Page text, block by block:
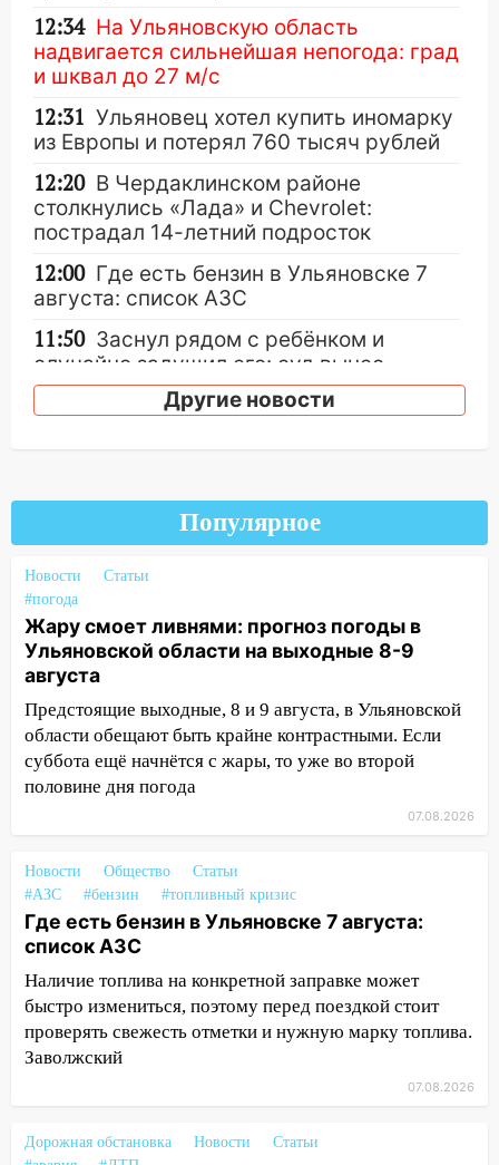
12:34 На Ульяновскую область
надвигается сильнейшая непогода: град
и шквал до 27 м/с
12:31 Ульяновец хотел купить иномарку
из Европы и потерял 760 тысяч рублей
12:20 В Чердаклинском районе
столкнулись «Лада» и Chevrolet:
пострадал 14-летний подросток
12:00 Где есть бензин в Ульяновске 7
августа: список АЗС
11:50 Заснул рядом с ребёнком и
случайно задушил его: суд вынес
приговор
В Госдуме предложили отменить
ЕГЭ с 2027 года
11:25
В Ульяновске ИИ будет выявлять
нарушителей на контейнерных
площадках
11:20 Ульяновская шахматистка
Валерия Клейменова выиграла два
золота в составе сборной мира
11:16 В Ульяновске открыли памятную
доску декабристу Кондратию Рылееву
садах 79-летнего мужчину
10:26 На нескольких улицах Ульяновска
временно отключили холодную воду
10:14 В Ульяновске двоих участников
коррупционной схемы при ЦГКБ
отправили в колонию на 7 и 8 лет
Ночью беспилотники сбили над
Другие новости
Популярное
Новости
Статьи
#погода
Жару смоет ливнями: прогноз погоды в
Ульяновской области на выходные 8-9
августа
Предстоящие выходные, 8 и 9 августа, в Ульяновской
области обещают быть крайне контрастными. Если
суббота ещё начнётся с жары, то уже во второй
половине дня погода
07.08.2026
Новости Общество
Статьи
#АЗС
#бензин #топливный кризис
Где есть бензин в Ульяновске 7 августа:
список АЗС
Наличие топлива на конкретной заправке может
быстро измениться, поэтому перед поездкой стоит
проверять свежесть отметки и нужную марку топлива.
Заволжский
07.08.2026
Дорожная обстановка Новости
Статьи